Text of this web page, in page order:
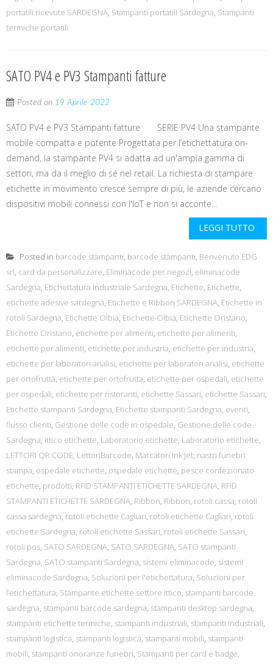
portatili ricevute SARDEGNA, Stampanti portatili Sardegna, Stampanti
termiche portatili
SATO PV4 e PV3 Stampanti fatture
Posted on 19 Aprile 2022
SATO PV4 e PV3 Stampanti fatture SERIE PV4 Una stampante
mobile compatta e potente Progettata per l’etichettatura on-
demand, la stampante PV4 si adatta ad un'ampia gamma di
settori, ma da il meglio di sé nel retail. La richiesta di stampare
etichette in movimento cresce sempre di più, le aziende cercano
dispositivi mobili connessi con l'IoT e non si acconte...
LEGGI TUTTO
Posted in barcode stampanti, barcode stampanti, Benvenuto EDG
srl, card da personalizzare, Eliminacode per negozi, eliminacode
Sardegna, Etichettatura industriale Sardegna, Etichette, Etichette,
etichette adesive sardegna, Etichette e Ribbon SARDEGNA, Etichette in
rotoli Sardegna, Etichette Olbia, Etichette Olbia, Etichette Oristano,
Etichette Oristano, etichette per alimenti, etichette per alimenti,
etichette per alimenti, etichette per industria, etichette per industria,
etichette per laboratori analisi, etichette per laboratori analisi, etichette
per ortofrutta, etichette per ortofrutta, etichette per ospedali, etichette
per ospedali, etichette per ristoranti, etichette Sassari, etichette Sassari,
Etichette stampanti Sardegna, Etichette stampanti Sardegna, eventi,
flusso clienti, Gestione delle code in ospedale, Gestione delle code
Sardegna, ittico etichette, Laboratorio etichette, Laboratorio etichette,
LETTORI QR CODE, LettoriBarcode, Marcatori Ink Jet, nastri funebri
stampa, ospedale etichette, ospedale etichette, pesce confezionato
etichette, prodotti, RFID STAMPANTI ETICHETTE SARDEGNA, RFID
STAMPANTI ETICHETTE SARDEGNA, Ribbon, Ribbon, rotoli cassa, rotoli
cassa sardegna, rotoli etichette Cagliari, rotoli etichette Cagliari, rotoli
etichette Sardegna, rotoli etichette Sassari, rotoli etichette Sassari,
rotoli pos, SATO SARDEGNA, SATO SARDEGNA, SATO stampanti
Sardegna, SATO stampanti Sardegna, sistemi eliminacode, sistemi
eliminacode Sardegna, Soluzioni per l'etichettatura, Soluzioni per
l’etichettatura, Stampante etichette settore ittico, stampanti barcode
sardegna, stampanti barcode sardegna, stampanti desktop sardegna,
stampanti etichette termiche, stampanti industriali, stampanti industriali,
stampanti logistica, stampanti logistica, stampanti mobili, stampanti
mobili, stampanti onoranze funebri, Stampanti per card e badge,